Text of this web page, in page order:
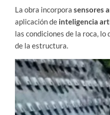
La obra incorpora sensores
aplicación de inteligencia
las condiciones de la roca,
de la estructura.